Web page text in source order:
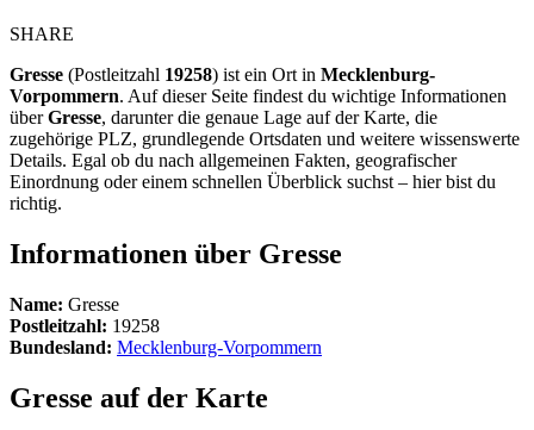
SHARE
Gresse (Postleitzahl 19258) ist ein Ort in Mecklenburg-
Vorpommern. Auf dieser Seite findest du wichtige Informationen
überGresse, darunter die genaue Lage auf der Karte, die
zugehörige PLZ, grundlegende Ortsdaten und weitere wissenswerte
Details. Egal ob du nach allgemeinen Fakten, geografischer
Einordnung oder einem schnellen Überblick suchst – hier bist du
richtig.
Informationen über Gresse
Name: Gresse
Postleitzahl: 19258
Bundesland: Mecklenburg-Vorpommern
Gresse auf der Karte